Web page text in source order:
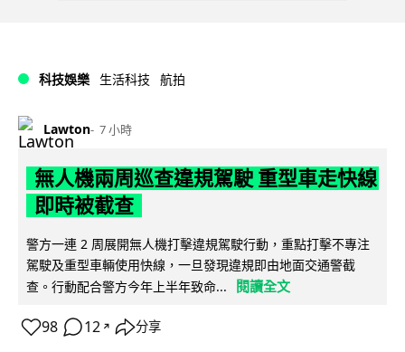
科技娛樂 生活科技 航拍
Lawton 7 小時
無人機兩周巡查違規駕駛 重型車走快線
即時被截查
警方一連 2 周展開無人機打擊違規駕駛行動，重點打擊不專注
駕駛及重型車輛使用快線，一旦發現違規即由地面交通警截
查。行動配合警方今年上半年致命...
閱讀全文
98 12 ↗ 分享